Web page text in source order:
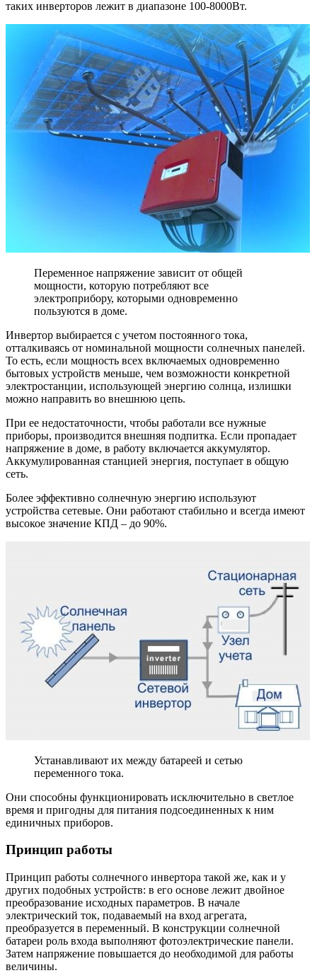
таких инверторов лежит в диапазоне 100-8000Вт.
Переменное напряжение зависит от общей
мощности, которую потребляют все
электроприбору, которыми одновременно
пользуются в доме.
Инвертор выбирается с учетом постоянного тока,
отталкиваясь от номинальной мощности солнечных панелей.
То есть, если мощность всех включаемых одновременно
бытовых устройств меньше, чем возможности конкретной
электростанции, использующей энергию солнца, излишки
можно направить во внешнюю цепь.
При ее недостаточности, чтобы работали все нужные
приборы, производится внешняя подпитка. Если пропадает
напряжение в доме, в работу включается аккумулятор.
Аккумулированная станцией энергия, поступает в общую
сеть.
Более эффективно солнечную энергию используют
устройства сетевые. Они работают стабильно и всегда имеют
высокое значение КПД – до 90%.
Устанавливают их между батареей и сетью
переменного тока.
Они способны функционировать исключительно в светлое
время и пригодны для питания подсоединенных к ним
единичных приборов.
Принцип работы
Принцип работы солнечного инвертора такой же, как и у
других подобных устройств: в его основе лежит двойное
преобразование исходных параметров. В начале
электрический ток, подаваемый на вход агрегата,
преобразуется в переменный. В конструкции солнечной
батареи роль входа выполняют фотоэлектрические панели.
Затем напряжение повышается до необходимой для работы
величины.